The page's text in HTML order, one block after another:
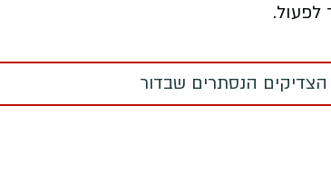
הנסתרים שבדור